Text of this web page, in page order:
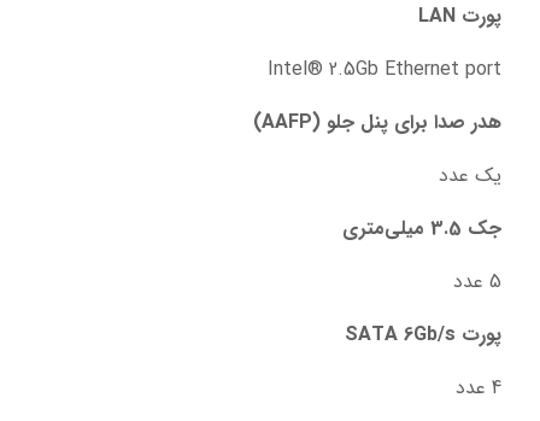
پورت LAN
Intel® 2.5Gb Ethernet port
هدر صدا برای پنل جلو (AAFP)
یک عدد
جک 3.5 میلی‌متری
5 عدد
پورت SATA 6Gb/s
4 عدد